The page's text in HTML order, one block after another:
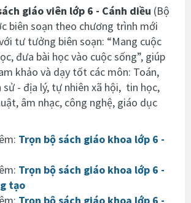
giáo viên lớp 6 - Cánh diều (Bộ
biên soạn theo chương trình mới
tư tưởng biên soạn: “Mang cuộc
đưa bài học vào cuộc sống”, giúp
khảo và dạy tốt các môn: Toán,
- địa lý, tự nhiên xã hội, tin học,
âm nhạc, công nghệ, giáo dục
Trọn bộ sách giáo khoa lớp 6 -
Trọn bộ sách giáo khoa lớp 6 -
tạo
Trọn bộ sách giáo khoa lớp 6 -